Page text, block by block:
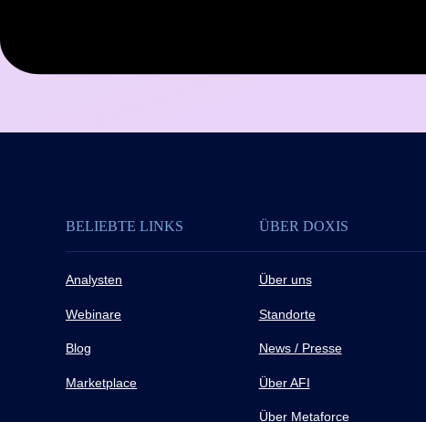
BELIEBTE LINKS
Analysten
Webinare
Blog
Marketplace
ÜBER DOXIS
Über uns
Standorte
News / Presse
Über AFI
Über Metaforce